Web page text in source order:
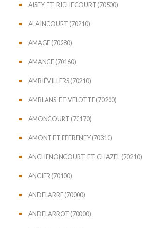
AISEY-ET-RICHECOURT (70500)
ALAINCOURT (70210)
AMAGE (70280)
AMANCE (70160)
AMBIÉVILLERS (70210)
AMBLANS-ET-VELOTTE (70200)
AMONCOURT (70170)
AMONT ET EFFRENEY (70310)
ANCHENONCOURT-ET-CHAZEL (70210)
ANCIER (70100)
ANDELARRE (70000)
ANDELARROT (70000)